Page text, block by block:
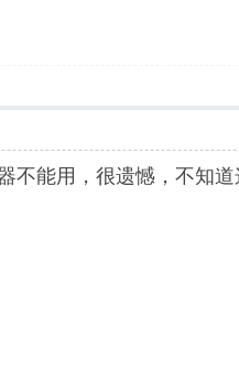
不能用，很遗憾，不知道